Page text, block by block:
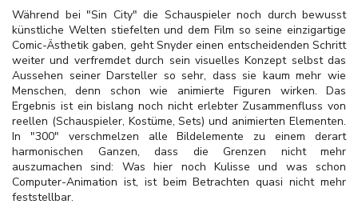
Während bei "Sin City" die Schauspieler noch durch bewusst
künstliche Welten stiefelten und dem Film so seine einzigartige
Comic-Ästhetik gaben, geht Snyder einen entscheidenden Schritt
weiter und verfremdet durch sein visuelles Konzept selbst das
Aussehen seiner Darsteller so sehr, dass sie kaum mehr wie
Menschen, denn schon wie animierte Figuren wirken. Das
Ergebnis ist ein bislang noch nicht erlebter Zusammenfluss von
reellen (Schauspieler, Kostüme, Sets) und animierten Elementen.
In "300" verschmelzen alle Bildelemente zu einem derart
harmonischen Ganzen, dass die Grenzen nicht mehr
auszumachen sind: Was hier noch Kulisse und was schon
Computer-Animation ist, ist beim Betrachten quasi nicht mehr
feststellbar.